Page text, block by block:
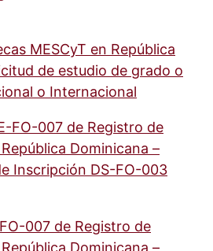
MESCyT en República
de estudio de grado o
o Internacional
007 de Registro de
Dominicana –